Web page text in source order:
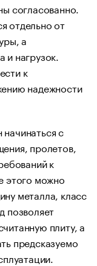
согласованно.
отдельно от
а
и нагрузок.
к
надежности
с
пролетов,
к
этого можно
металла, класс
позволяет
плиту, а
предсказуемо